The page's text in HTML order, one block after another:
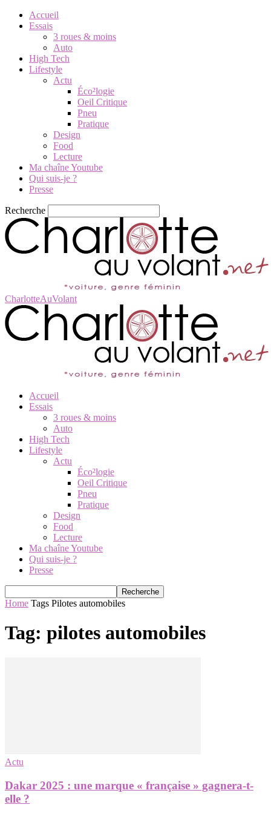
Accueil
Essais
3 roues & moins
Auto
High Tech
Lifestyle
Actu
Éco²logie
Oeil Critique
Pneu
Pratique
Design
Food
Lecture
Ma chaîne Youtube
Qui suis-je ?
Presse
Recherche
CharlotteAuVolant
Accueil
Essais
3 roues & moins
Auto
High Tech
Lifestyle
Actu
Éco²logie
Oeil Critique
Pneu
Pratique
Design
Food
Lecture
Ma chaîne Youtube
Qui suis-je ?
Presse
Home Tags Pilotes automobiles
Tag: pilotes automobiles
Actu
Dakar 2025 : une marque « française » gagnera-t-
elle ?